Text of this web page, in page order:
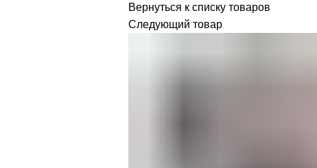
составляла
84
78
500 ₽.
Вернуться к списку товаров
Следующий товар